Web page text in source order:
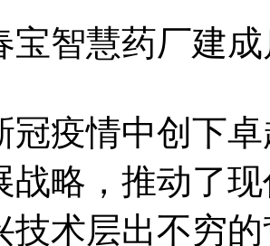
宝智慧药厂建
情中创下卓
战略，推动了
技术层出不穷